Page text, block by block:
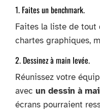
1. Faites un benchmark.
Faites la liste de tout
chartes graphiques,
2. Dessinez à main levée.
Réunissez votre
avec un dessin à
écrans pourraient